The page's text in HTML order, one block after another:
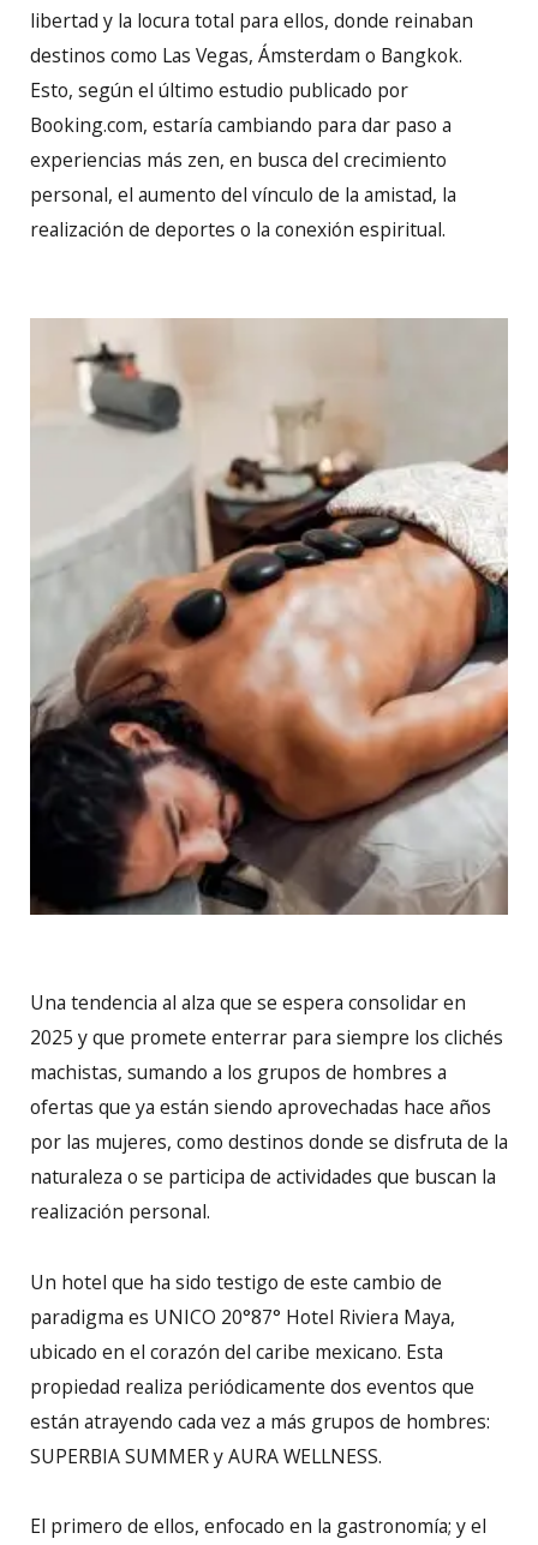
libertad y la locura total para ellos, donde reinaban
destinos como Las Vegas, Ámsterdam o Bangkok.
Esto, según el último estudio publicado por
Booking.com, estaría cambiando para dar paso a
experiencias más zen, en busca del crecimiento
personal, el aumento del vínculo de la amistad, la
realización de deportes o la conexión espiritual.
Una tendencia al alza que se espera consolidar en
2025 y que promete enterrar para siempre los clichés
machistas, sumando a los grupos de hombres a
ofertas que ya están siendo aprovechadas hace años
por las mujeres, como destinos donde se disfruta de la
naturaleza o se participa de actividades que buscan la
realización personal.
Un hotel que ha sido testigo de este cambio de
paradigma es UNICO 20°87° Hotel Riviera Maya,
ubicado en el corazón del caribe mexicano. Esta
propiedad realiza periódicamente dos eventos que
están atrayendo cada vez a más grupos de hombres:
SUPERBIA SUMMER y AURA WELLNESS.
El primero de ellos, enfocado en la gastronomía; y el